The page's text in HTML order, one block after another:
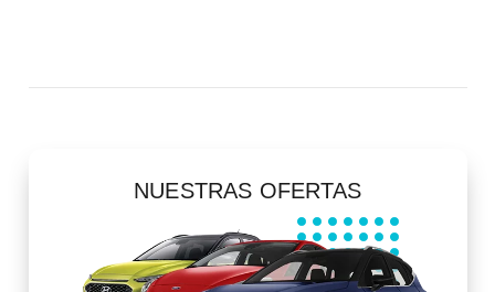
NUESTRAS OFERTAS